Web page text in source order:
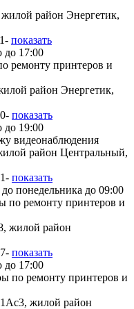
район Энергетик,
показать
до 17:00
ремонту принтеров и
район Энергетик,
показать
до 19:00
видеонаблюдения
район Центральный,
показать
понедельника до 09:00
по ремонту принтеров и
жилой район
показать
до 17:00
по ремонту принтеров и
жилой район